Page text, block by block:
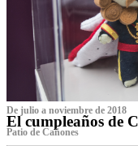
De julio a noviembre de 2018
El cumpleaños de
Patio de Cañones